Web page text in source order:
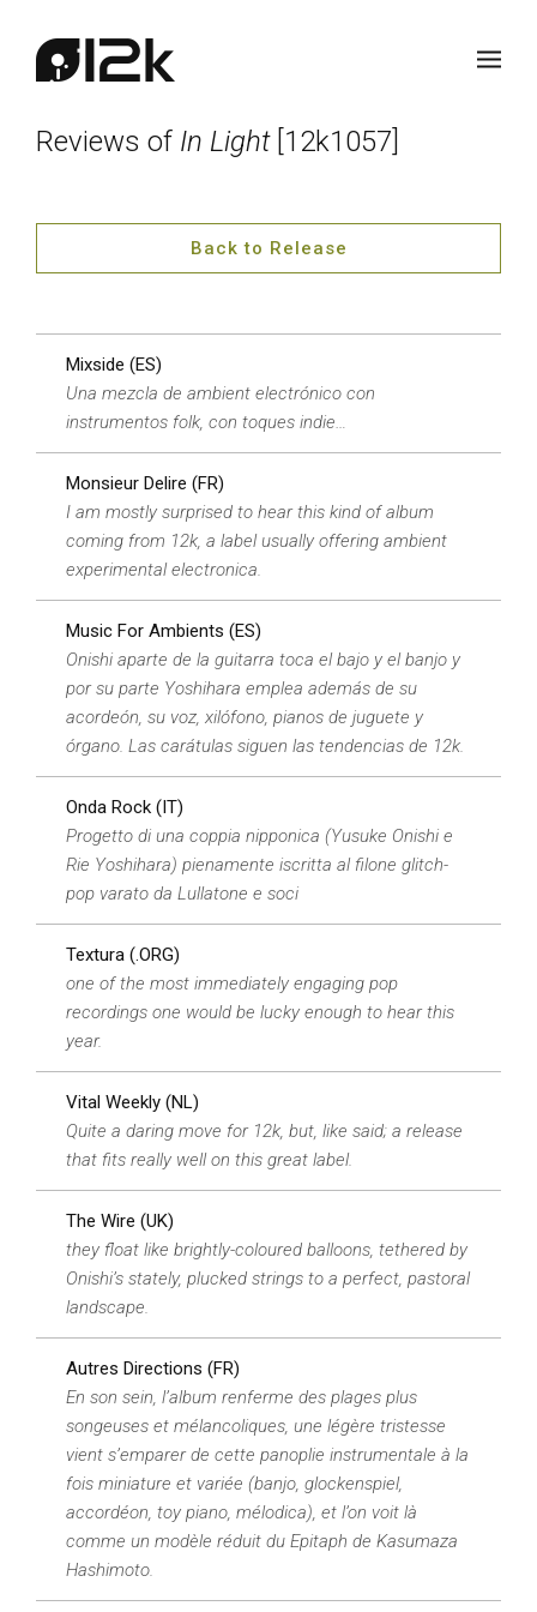
Reviews of In Light[12k1057]
Back to Release
Mixside (ES)
Una mezcla de ambient electrónico con
instrumentos folk, con toques indie…
Monsieur Delire (FR)
I am mostly surprised to hear this kind of album
coming from 12k, a label usually offering ambient
experimental electronica.
Music For Ambients (ES)
Onishi aparte de la guitarra toca el bajo y el banjo y
por su parte Yoshihara emplea además de su
acordeón, su voz, xilófono, pianos de juguete y
órgano. Las carátulas siguen las tendencias de 12k.
Onda Rock (IT)
Progetto di una coppia nipponica (Yusuke Onishi e
Rie Yoshihara) pienamente iscritta al filone glitch-
pop varato da Lullatone e soci
Textura (.ORG)
one of the most immediately engaging pop
recordings one would be lucky enough to hear this
year.
Vital Weekly (NL)
Quite a daring move for 12k, but, like said; a release
that fits really well on this great label.
The Wire (UK)
they float like brightly-coloured balloons, tethered by
Onishi’s stately, plucked strings to a perfect, pastoral
landscape.
Autres Directions (FR)
En son sein, l’album renferme des plages plus
songeuses et mélancoliques, une légère tristesse
vient s’emparer de cette panoplie instrumentale à la
fois miniature et variée (banjo, glockenspiel,
accordéon, toy piano, mélodica), et l’on voit là
comme un modèle réduit du Epitaph de Kasumaza
Hashimoto.